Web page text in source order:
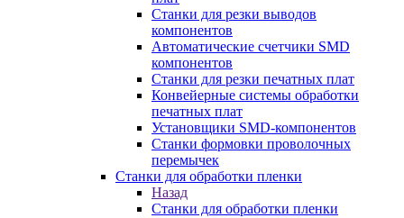
Станки для резки выводов
компонентов
Автоматические счетчики SMD
компонентов
Станки для резки печатных плат
Конвейерные системы обработки
печатных плат
Установщики SMD-компонентов
Станки формовки проволочных
перемычек
Станки для обработки пленки
Назад
Станки для обработки пленки